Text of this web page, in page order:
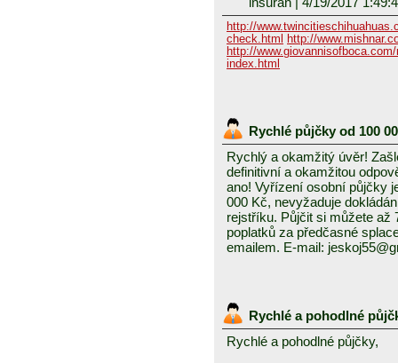
http://
check.html
http://
http://
index.html
Rychlé půjčky od 100
Rychlý a okamžitý úvěr!
definitivní a okamžitou
ano! Vyřízení osobní půjčky
000 Kč, nevyžaduje
rejstříku. Půjčit si můžete až
poplatků za předčasné
emailem. E-mail:
Rychlé a pohodlné
Rychlé a pohodlné půjčky,